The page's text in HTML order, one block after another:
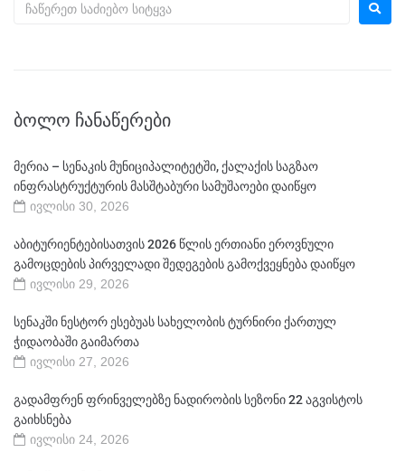
ᲑᲝᲚᲝ ᲩᲐᲜᲐᲬᲔᲠᲔᲑᲘ
მერია – სენაკის მუნიციპალიტეტში, ქალაქის საგზაო
ინფრასტრუქტურის მასშტაბური სამუშაოები დაიწყო
ივლისი 30, 2026
აბიტურიენტებისათვის 2026 წლის ერთიანი ეროვნული
გამოცდების პირველადი შედეგების გამოქვეყნება დაიწყო
ივლისი 29, 2026
სენაკში ნესტორ ესებუას სახელობის ტურნირი ქართულ
ჭიდაობაში გაიმართა
ივლისი 27, 2026
გადამფრენ ფრინველებზე ნადირობის სეზონი 22 აგვისტოს
გაიხსნება
ივლისი 24, 2026